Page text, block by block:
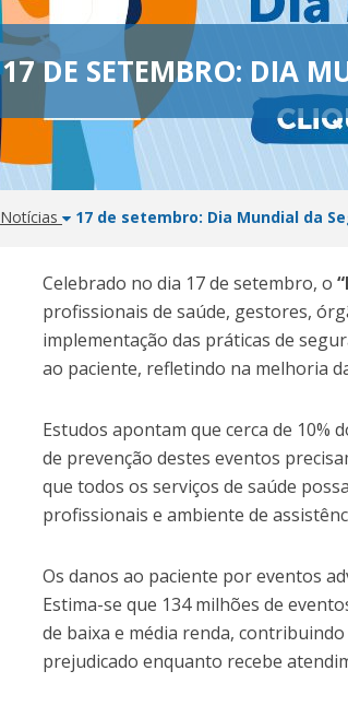
17 DE SETEMBRO: DIA
Notícias 17 de setembro: Dia Mundial da
Celebrado no dia 17 de setembro, o
profissionais de saúde, gestores,
implementação das práticas de
ao paciente, refletindo na melhoria
Estudos apontam que cerca de
de prevenção destes eventos
que todos os serviços de saúde
profissionais e ambiente de
Os danos ao paciente por eventos
Estima-se que 134 milhões de
de baixa e média renda,
prejudicado enquanto recebe